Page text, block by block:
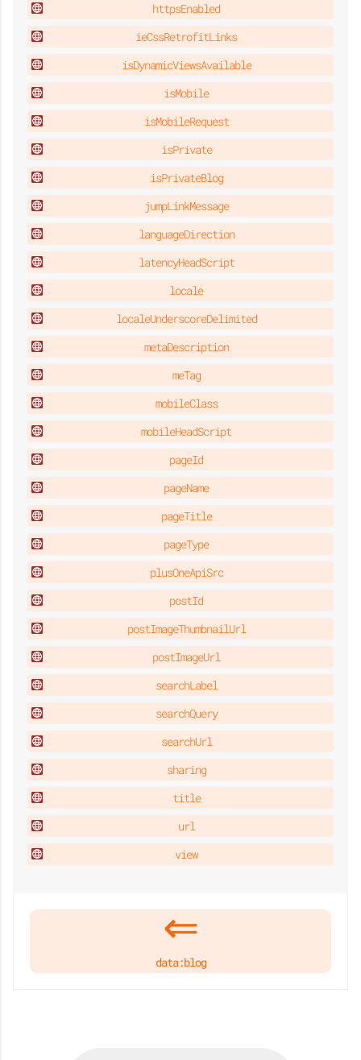
httpsEnabled
ieCssRetrofitLinks
isDynamicViewsAvailable
isMobile
isMobileRequest
isPrivate
isPrivateBlog
jumpLinkMessage
languageDirection
latencyHeadScript
locale
localeUnderscoreDelimited
metaDescription
meTag
mobileClass
mobileHeadScript
pageId
pageName
pageTitle
pageType
plusOneApiSrc
postId
postImageThumbnailUrl
postImageUrl
searchLabel
searchQuery
searchUrl
sharing
title
url
view
data:blog